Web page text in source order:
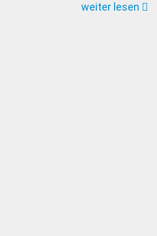
geht
weiter lesen